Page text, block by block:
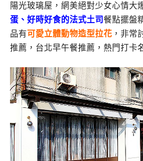
陽光玻璃屋，網美絕對少女心情大
蛋、好時好食的法式土司 餐點擺盤
品有可愛立體動物造型拉花 ，非常
推薦，台北早午餐推薦，熱門打卡